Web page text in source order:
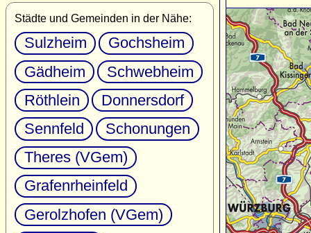
Städte und Gemeinden in der Nähe:
Sulzheim
Gochsheim
Gädheim
Schwebheim
Röthlein
Donnersdorf
Sennfeld
Schonungen
Theres (VGem)
Grafenrheinfeld
Gerolzhofen (VGem)